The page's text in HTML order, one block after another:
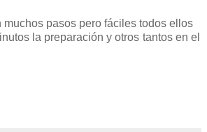
muchos pasos pero fáciles todos ellos
la preparación y otros tantos en el